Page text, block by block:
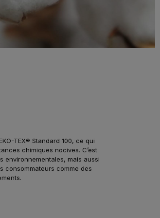
TEX® Standard 100, ce qui
chimiques nocives. C’est
environnementales, mais aussi
consommateurs comme des